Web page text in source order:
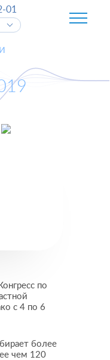
01
по
с 4 по 6
более
чем 120